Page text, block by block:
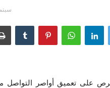
الوطنية
سبتمبر 20,
على تعميق أواصر التواصل مع